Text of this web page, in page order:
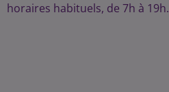
horaires habituels, de 7h à 19h.